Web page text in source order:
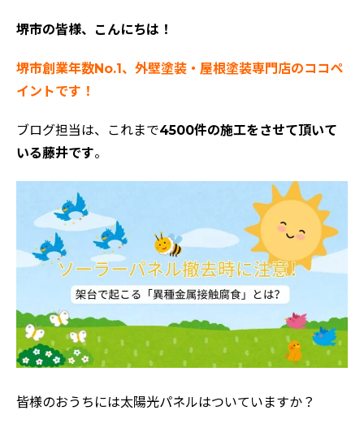
堺市の皆様、こんにちは！
堺市創業年数No.1、外壁塗装・屋根塗装専門店のココペ
イントです！
ブログ担当は、これまで4500件の施工をさせて頂いて
いる藤井です。
皆様のおうちには太陽光パネルはついていますか？